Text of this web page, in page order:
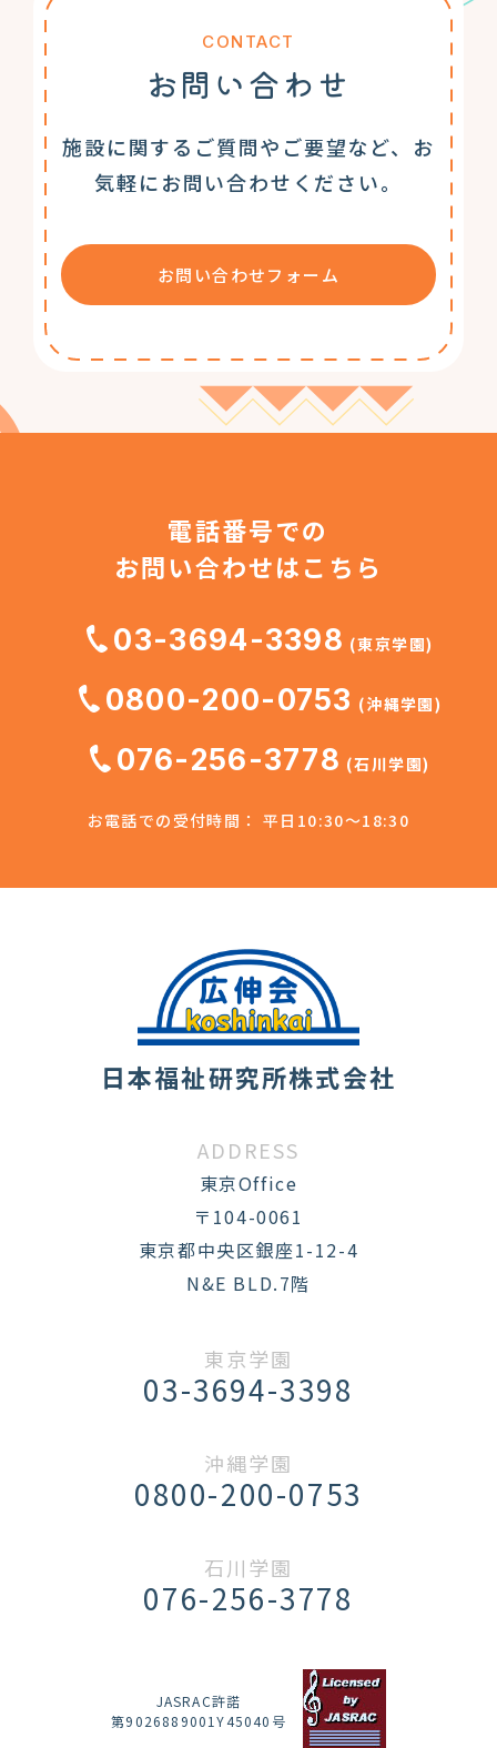
CONTACT
お問い合わせ
施設に関するご質問やご要望など、お
気軽にお問い合わせください。
お問い合わせフォーム
電話番号での
お問い合わせはこちら
03-3694-3398 (東京学園)
0800-200-0753 (沖縄学園)
076-256-3778 (石川学園)
お電話での受付時間： 平日10:30～18:30
日本福祉研究所株式会社
ADDRESS
東京Office
〒104-0061
東京都中央区銀座1-12-4
N&E BLD.7階
東京学園
03-3694-3398
沖縄学園
0800-200-0753
石川学園
076-256-3778
JASRAC許諾
第9026889001Y45040号